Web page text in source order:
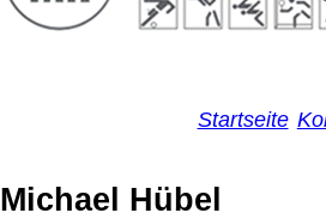
Startseite
Michael Hübel